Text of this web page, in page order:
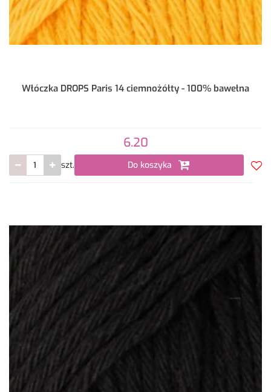
Włóczka DROPS Paris 14 ciemnożółty - 100% bawełna
6.20
szt. Do koszyka